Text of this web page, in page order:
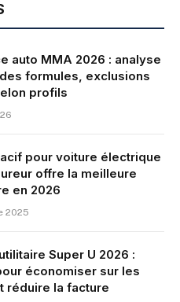
auto MMA 2026 : analyse
formules, exclusions
profils
pour voiture électrique
offre la meilleure
en 2026
2025
Super U 2026 :
économiser sur les
réduire la facture